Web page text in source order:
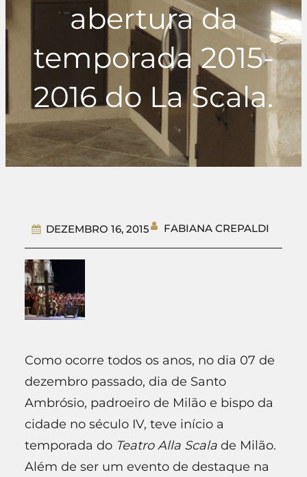
abertura da
temporada 2015-
2016 do La Scala.
DEZEMBRO 16, 2015 FABIANA CREPALDI
Como ocorre todos os anos, no dia 07 de
dezembro passado, dia de Santo
Ambrósio, padroeiro de Milão e bispo da
cidade no século IV, teve início a
temporada do Teatro Alla Scala de Milão.
Além de ser um evento de destaque na